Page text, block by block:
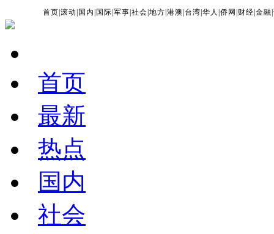
首页 |滚动 国内 国际 |军事 |社会 |地方 |港澳 台湾 |华人 |侨网 财经 |金融 |
首页
最新
热点
国内
社会